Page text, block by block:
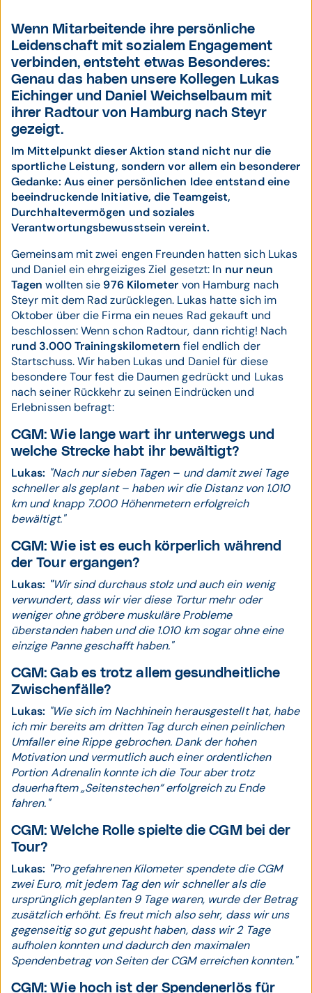
Wenn Mitarbeitende ihre persönliche
Leidenschaft mit sozialem Engagement
verbinden, entsteht etwas Besonderes:
Genau das haben unsere Kollegen Lukas
Eichinger und Daniel Weichselbaum mit
ihrer Radtour von Hamburg nach Steyr
gezeigt.
Im Mittelpunkt dieser Aktion stand nicht nur die
sportliche Leistung, sondern vor allem ein besonderer
Gedanke: Aus einer persönlichen Idee entstand eine
beeindruckende Initiative, die Teamgeist,
Durchhaltevermögen und soziales
Verantwortungsbewusstsein vereint.
Gemeinsam mit zwei engen Freunden hatten sich Lukas
und Daniel ein ehrgeiziges Ziel gesetzt: In nur neun
Tagen wollten sie 976 Kilometer von Hamburg nach
Steyr mit dem Rad zurücklegen. Lukas hatte sich im
Oktober über die Firma ein neues Rad gekauft und
beschlossen: Wenn schon Radtour, dann richtig! Nach
rund 3.000 Trainingskilometern fiel endlich der
Startschuss. Wir haben Lukas und Daniel für diese
besondere Tour fest die Daumen gedrückt und Lukas
nach seiner Rückkehr zu seinen Eindrücken und
Erlebnissen befragt:
CGM:Wie lange wart ihr unterwegs und
welche Strecke habt ihr bewältigt?
Lukas: "Nach nur sieben Tagen – und damit zwei Tage
schneller als geplant – haben wir die Distanz von 1.010
km und knapp 7.000 Höhenmetern erfolgreich
bewältigt."
CGM:Wie ist es euch körperlich während
der Tour ergangen?
Lukas: "Wir sind durchaus stolz und auch ein wenig
verwundert, dass wir vier diese Tortur mehr oder
weniger ohne gröbere muskuläre Probleme
überstanden haben und die 1.010 km sogar ohne eine
einzige Panne geschafft haben."
CGM: Gab es trotz allem gesundheitliche
Zwischenfälle?
Lukas: "Wie sich im Nachhinein herausgestellt hat, habe
ich mir bereits am dritten Tag durch einen peinlichen
Umfaller eine Rippe gebrochen. Dank der hohen
Motivation und vermutlich auch einer ordentlichen
Portion Adrenalin konnte ich die Tour aber trotz
dauerhaftem „Seitenstechen“ erfolgreich zu Ende
fahren."
CGM: Welche Rolle spielte die CGM bei der
Tour?
Lukas: "Pro gefahrenen Kilometer spendete die CGM
zwei Euro, mit jedem Tag den wir schneller als die
ursprünglich geplanten 9 Tage waren, wurde der Betrag
zusätzlich erhöht. Es freut mich also sehr, dass wir uns
gegenseitig so gut gepusht haben, dass wir 2 Tage
aufholen konnten und dadurch den maximalen
Spendenbetrag von Seiten der CGM erreichen konnten."
CGM: Wie hoch ist der Spendenerlös für